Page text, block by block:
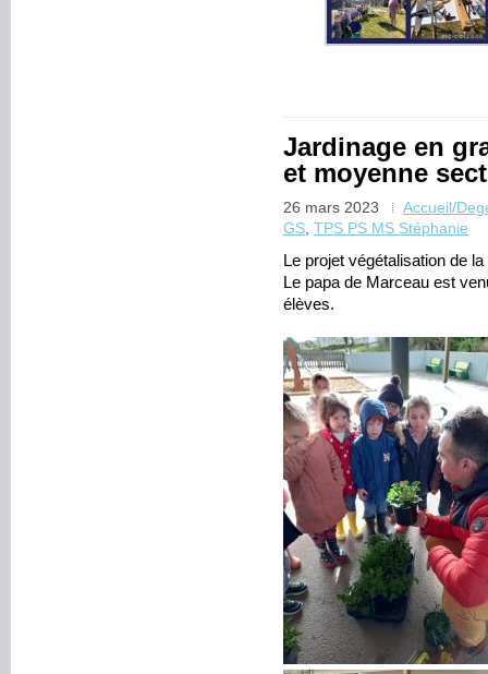
Jardinage en
et moyenne
26 mars 2023
Accueil/
GS, TPS PS MS Stéphanie
Le projet végétalisation de
Le papa de Marceau est
élèves.